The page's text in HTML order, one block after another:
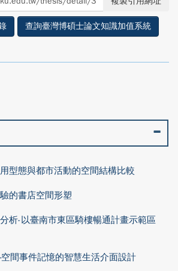
twitter
查詢臺灣博碩士論文知識加值系統
型態與都市活動的空間結構比較
的書店空間形塑
析-以臺南市東區騎樓暢通計畫示範區
間事件記憶的智慧生活介面設計